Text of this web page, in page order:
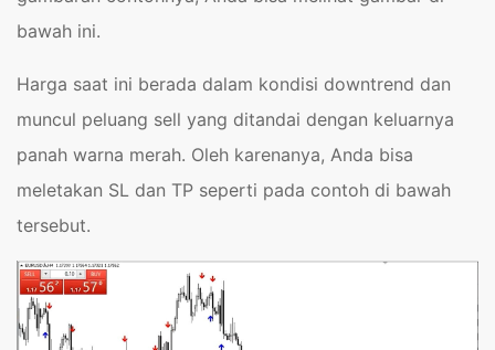
bawah ini.
Harga saat ini berada dalam kondisi downtrend dan
muncul peluang sell yang ditandai dengan keluarnya
panah warna merah. Oleh karenanya, Anda bisa
meletakan SL dan TP seperti pada contoh di bawah
tersebut.